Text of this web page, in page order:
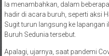
Ia menambahkan, dalam
hadir di acara buruh, seperti aksi
Sugit turun langsung ke lapangan
Buruh Sedunia tersebut.
Apalagi, ujarnya, saat pandemi